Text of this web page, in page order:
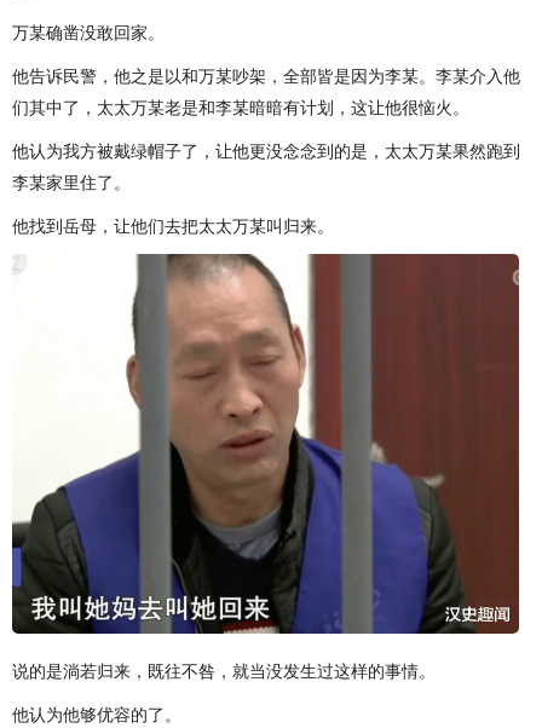
万某确凿没敢回家。
他告诉民警，他之是以和万某吵架，全部皆是因为李某。李某介入他
们其中了，太太万某老是和李某暗暗有计划，这让他很恼火。
他认为我方被戴绿帽子了，让他更没念念到的是，太太万某果然跑到
李某家里住了。
他找到岳母，让他们去把太太万某叫归来。
说的是淌若归来，既往不咎，就当没发生过这样的事情。
他认为他够优容的了。